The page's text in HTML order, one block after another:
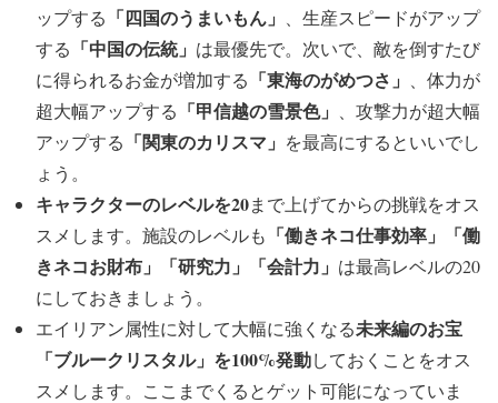
ップする 「四国のうまいもん」
、生産スピードがアップ
する 「中国の伝統」 は最優先で。次いで、敵を倒すたび
に得られるお金が増加する 「東海のがめつさ」
、体力が
超大幅アップする 「甲信越の雪景色」
、攻撃力が超大幅
アップする 「関東のカリスマ」 を最高にするといいでし
ょう。
キャラクターのレベルを20まで上げてからの挑戦をオス
スメします。施設のレベルも 「働きネコ仕事効率」「働
きネコお財布」「研究力」「会計力」 は最高レベルの20
にしておきましょう。
エイリアン属性に対して大幅に強くなる未来編のお宝
「ブルークリスタル」を100%発動しておくことをオス
スメします。ここまでくるとゲット可能になっていま